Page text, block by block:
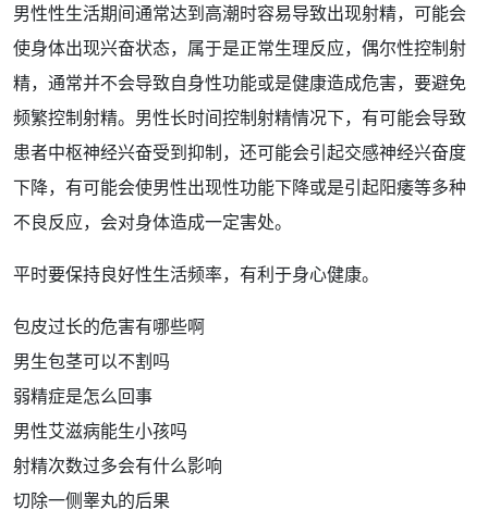
男性性生活期间通常达到高潮时容易导致出现射精，可能会
使身体出现兴奋状态，属于是正常生理反应，偶尔性控制射
精，通常并不会导致自身性功能或是健康造成危害，要避免
频繁控制射精。男性长时间控制射精情况下，有可能会导致
患者中枢神经兴奋受到抑制，还可能会引起交感神经兴奋度
下降，有可能会使男性出现性功能下降或是引起阳痿等多种
不良反应，会对身体造成一定害处。
平时要保持良好性生活频率，有利于身心健康。
包皮过长的危害有哪些啊
男生包茎可以不割吗
弱精症是怎么回事
男性艾滋病能生小孩吗
射精次数过多会有什么影响
切除一侧睾丸的后果